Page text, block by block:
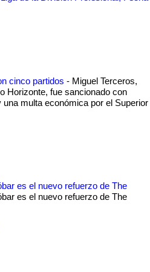
cinco partidos - Miguel Terceros,
Horizonte, fue sancionado con
multa económica por el Superior
es el nuevo refuerzo de The
es el nuevo refuerzo de The